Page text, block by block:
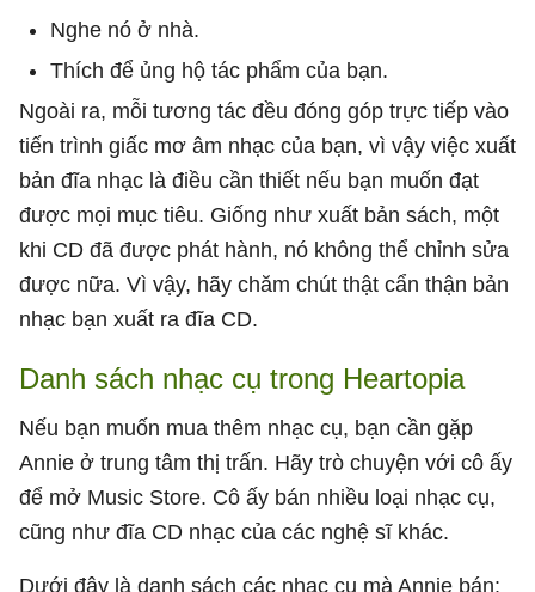
Nghe nó ở nhà.
Thích để ủng hộ tác phẩm của bạn.
Ngoài ra, mỗi tương tác đều đóng góp trực tiếp vào
tiến trình giấc mơ âm nhạc của bạn, vì vậy việc xuất
bản đĩa nhạc là điều cần thiết nếu bạn muốn đạt
được mọi mục tiêu. Giống như xuất bản sách, một
khi CD đã được phát hành, nó không thể chỉnh sửa
được nữa. Vì vậy, hãy chăm chút thật cẩn thận bản
nhạc bạn xuất ra đĩa CD.
Danh sách nhạc cụ trong Heartopia
Nếu bạn muốn mua thêm nhạc cụ, bạn cần gặp
Annie ở trung tâm thị trấn. Hãy trò chuyện với cô ấy
để mở Music Store. Cô ấy bán nhiều loại nhạc cụ,
cũng như đĩa CD nhạc của các nghệ sĩ khác.
Dưới đây là danh sách các nhạc cụ mà Annie bán: